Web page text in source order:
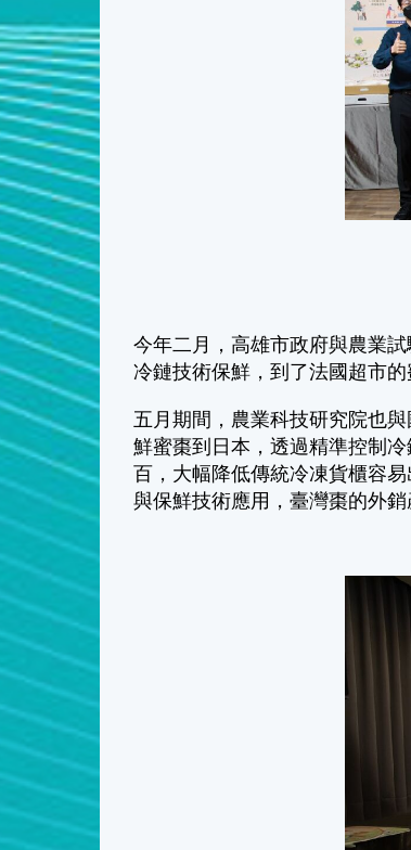
今年二月，高雄市政府與農業
冷鏈技術保鮮，到了法國超市
五月期間，農業科技研究院也
鮮蜜棗到日本，透過精準控制
百，大幅降低傳統冷凍貨櫃容
與保鮮技術應用，臺灣棗的外銷